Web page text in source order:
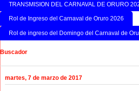
TRANSMISION DEL CARNAVAL DE ORURO
Rol de Ingreso del Carnaval de Oruro 2026
Rol de ingreso del Domingo del Carnaval de
Buscador
martes, 7 de marzo de 2017